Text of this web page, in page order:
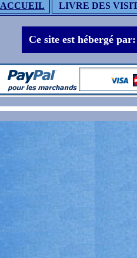
ACCUEIL LIVRE DES
Ce site est hébergé par: